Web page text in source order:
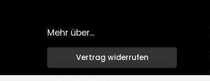
Mehr über...
Vertrag widerrufen